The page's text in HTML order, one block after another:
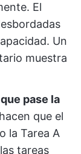
El
Un
muestra
pase la
que el
la Tarea A
tareas